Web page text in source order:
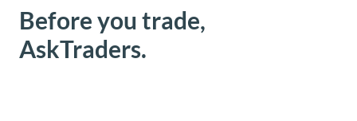
Before you trade,
AskTraders.